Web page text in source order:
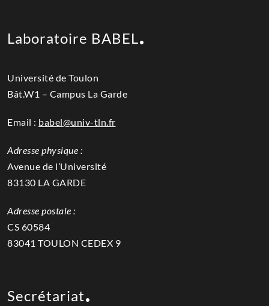
Laboratoire BABEL
Université de Toulon
Bât.W1 – Campus La Garde
Email : babel@univ-tln.fr
Adresse physique :
Avenue de l’Université
83130 LA GARDE
Adresse postale :
CS 60584
83041 TOULON CEDEX 9
Secrétariat